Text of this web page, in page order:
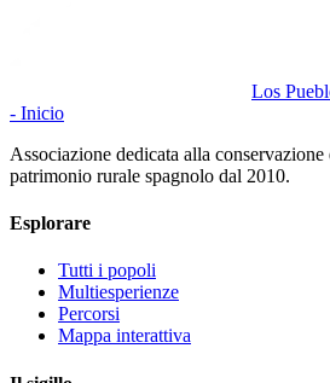
Los
- Inicio
Associazione dedicata alla
patrimonio rurale spagnolo dal 2010.
Esplorare
Tutti i popoli
Multiesperienze
Percorsi
Mappa interattiva